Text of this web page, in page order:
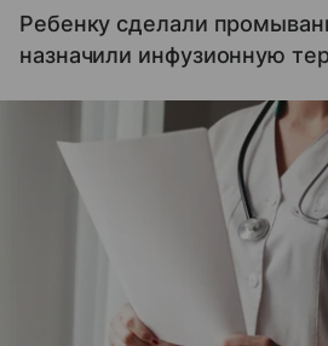
Ребенку сделали
назначили инфузионную